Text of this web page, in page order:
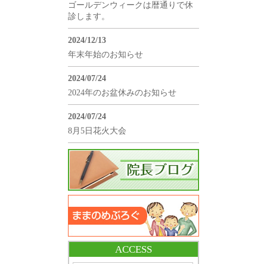
ゴールデンウィークは暦通りで休
診します。
2024/12/13
年末年始のお知らせ
2024/07/24
2024年のお盆休みのお知らせ
2024/07/24
8月5日花火大会
ACCESS